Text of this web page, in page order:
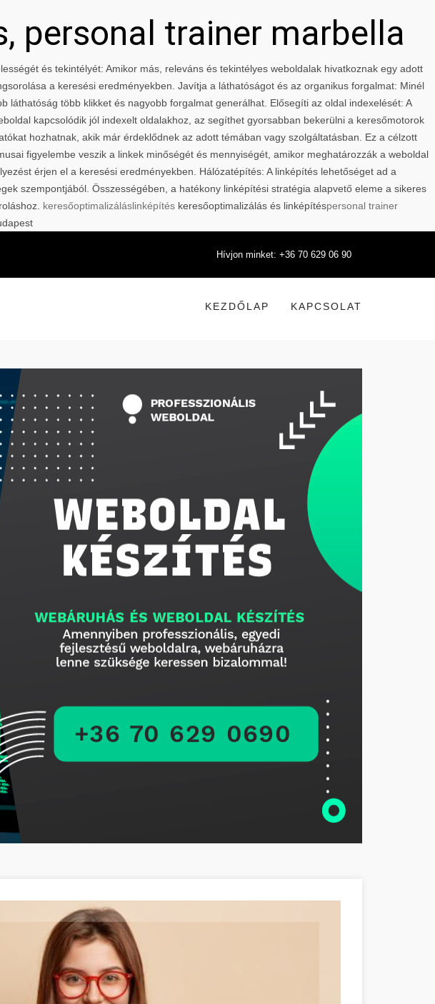
personal trainer marbella
és tekintélyét: Amikor más, releváns és tekintélyes weboldalak hivatkoznak egy adott
a keresési eredményekben. Javítja a láthatóságot és az organikus forgalmat: Minél
több klikket és nagyobb forgalmat generálhat. Elősegíti az oldal indexelését: A
kapcsolódik jól indexelt oldalakhoz, az segíthet gyorsabban bekerülni a keresőmotorok
hozhatnak, akik már érdeklődnek az adott témában vagy szolgáltatásban. Ez a célzott
figyelembe veszik a linkek minőségét és mennyiségét, amikor meghatározzák a weboldal
érjen el a keresési eredményekben. Hálózatépítés: A linképítés lehetőséget ad a
szempontjából. Összességében, a hatékony linképítési stratégia alapvető eleme a sikeres
keresőoptimalizáláslinképítéskeresőoptimalizálás és linképítéspersonal trainer
Hívjon minket: +36 70 629 06 90
KEZDŐLAP KAPCSOLAT